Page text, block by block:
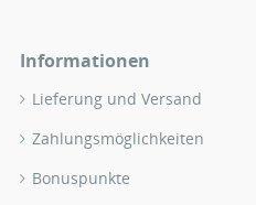
Informationen
Lieferung und Versand
Zahlungsmöglichkeiten
Bonuspunkte